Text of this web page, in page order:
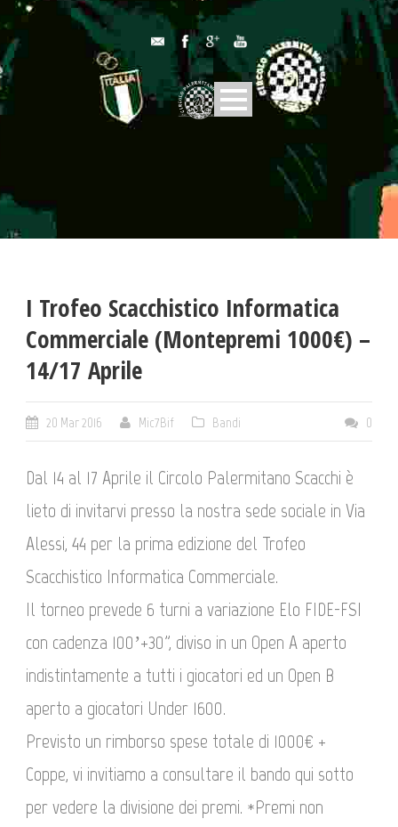
I Trofeo Scacchistico Informatica
Commerciale (Montepremi 1000€) –
14/17 Aprile
20 Mar 2016 Mic7Bif Bandi 0
Dal 14 al 17 Aprile il Circolo Palermitano Scacchi è
lieto di invitarvi presso la nostra sede sociale in Via
Alessi, 44 per la prima edizione del Trofeo
Scacchistico Informatica Commerciale.
Il torneo prevede 6 turni a variazione Elo FIDE-FSI
con cadenza 100’+30”, diviso in un Open A aperto
indistintamente a tutti i giocatori ed un Open B
aperto a giocatori Under 1600.
Previsto un rimborso spese totale di 1000€ +
Coppe, vi invitiamo a consultare il bando qui sotto
per vedere la divisione dei premi. *Premi non